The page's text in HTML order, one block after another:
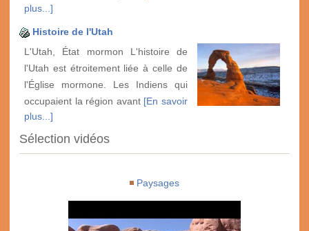
plus...]
Histoire de l'Utah
L'Utah, État mormon L'histoire de
l'Utah est étroitement liée à celle de
l'Église mormone. Les Indiens qui
occupaient la région avant [En savoir
plus...]
Sélection vidéos
Paysages